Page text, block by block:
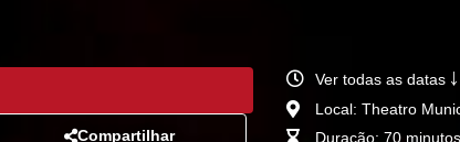
Compartilhar
Ver todas as datas ￬
Local: Theatro
Duração: 70 minutos